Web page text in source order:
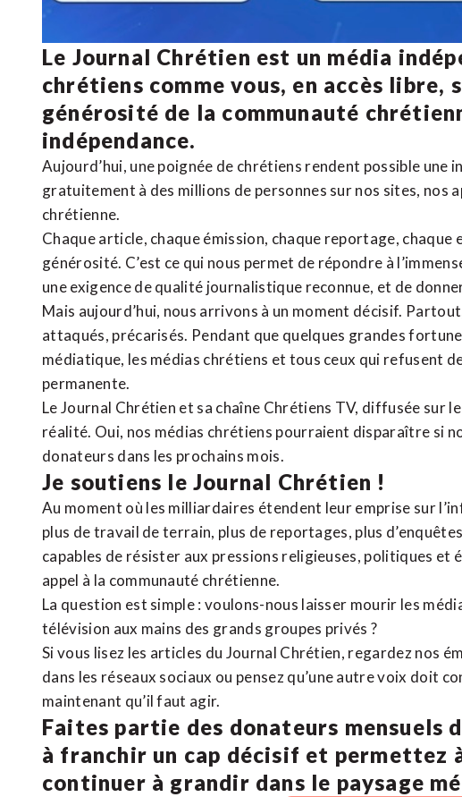
Le Journal Chrétien est un média
chrétiens comme vous, en accès libre,
générosité de la communauté
indépendance.
Aujourd’hui, une poignée de chrétiens rendent possible une
gratuitement à des millions de personnes sur nos sites, nos
chrétienne.
Chaque article, chaque émission, chaque reportage,
générosité. C’est ce qui nous permet de répondre à
une exigence de qualité journalistique reconnue, et de
Mais aujourd’hui, nous arrivons à un moment décisif.
attaqués, précarisés. Pendant que quelques grandes
médiatique, les médias chrétiens et tous ceux qui refusent
permanente.
Le Journal Chrétien et sa chaîne Chrétiens TV, diffusée sur
réalité. Oui, nos médias chrétiens pourraient disparaître si
donateurs dans les prochains mois.
Je soutiens le Journal Chrétien !
Au moment où les milliardaires étendent leur emprise sur
plus de travail de terrain, plus de reportages, plus
capables de résister aux pressions religieuses, politiques et
appel à la communauté chrétienne.
La question est simple : voulons-nous laisser mourir les
télévision aux mains des grands groupes privés ?
Si vous lisez les articles du Journal Chrétien, regardez nos
dans les réseaux sociaux ou pensez qu’une autre voix doit
maintenant qu’il faut agir.
Faites partie des donateurs mensuels
à franchir un cap décisif et permettez
continuer à grandir dans le paysage